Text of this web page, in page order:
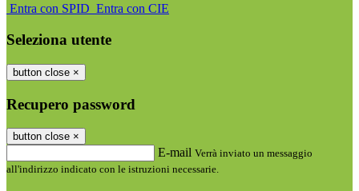
Entra con SPID Entra con CIE
Seleziona utente
button close ×
Recupero password
button close ×
E-mail Verrà inviato un messaggio
all'indirizzo indicato con le istruzioni necessarie.